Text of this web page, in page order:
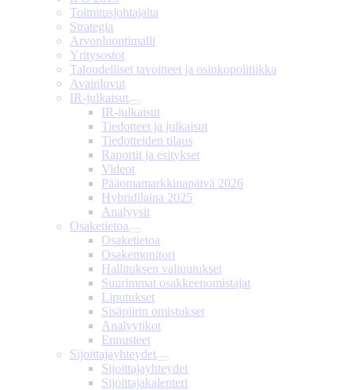
Toimitusjohtajalta
Strategia
Arvonluontimalli
Yritysostot
Taloudelliset tavoitteet ja osinkopolitiikka
Avainluvut
IR-julkaisut
IR-julkaisut
Tiedotteet ja julkaisut
Tiedotteiden tilaus
Raportit ja esitykset
Videot
Pääomamarkkinapäivä 2026
Hybridilaina 2025
Analyysit
Osaketietoa
Osaketietoa
Osakemonitori
Hallituksen valtuutukset
Suurimmat osakkeenomistajat
Liputukset
Sisäpiirin omistukset
Analyytikot
Ennusteet
Sijoittajayhteydet
Sijoittajayhteydet
Sijoittajakalenteri